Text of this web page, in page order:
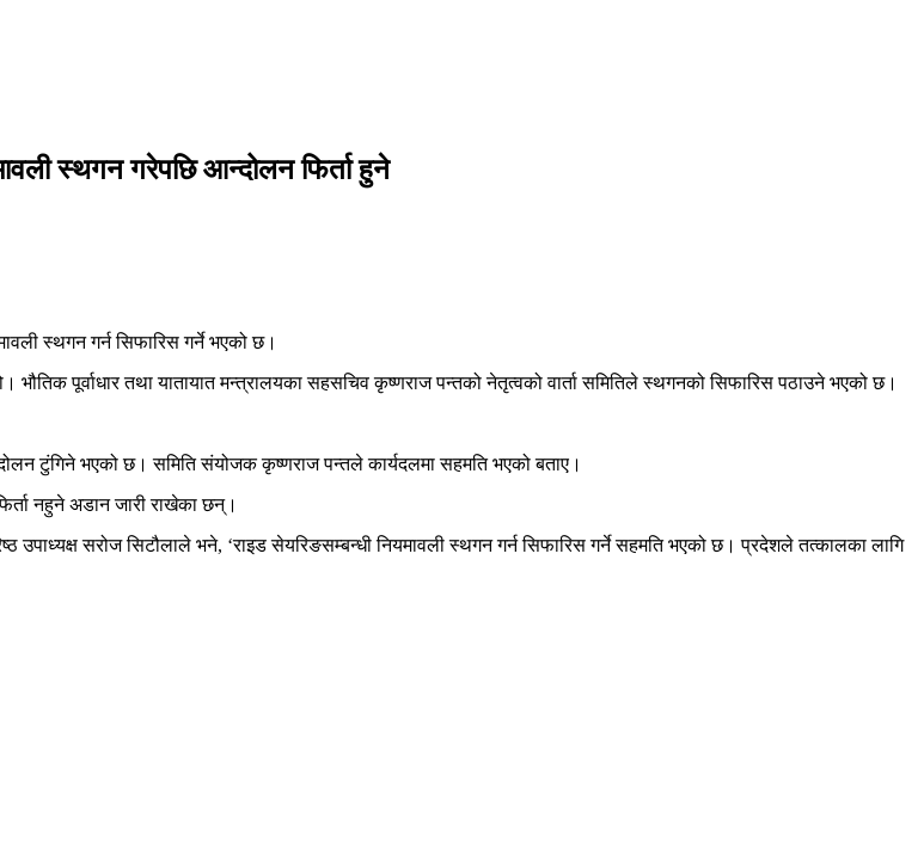
स्थगन गरेपछि आन्दोलन फिर्ता हुने
स्थगन गर्न सिफारिस गर्ने भएको छ।
पूर्वाधार तथा यातायात मन्त्रालयका सहसचिव कृष्णराज पन्तको नेतृत्वको वार्ता समितिले स्थगनको सिफारिस पठाउने भएको छ।
टुंगिने भएको छ। समिति संयोजक कृष्णराज पन्तले कार्यदलमा सहमति भएको बताए।
नहुने अडान जारी राखेका छन्।
उपाध्यक्ष सरोज सिटौलाले भने, ‘राइड सेयरिङसम्बन्धी नियमावली स्थगन गर्न सिफारिस गर्ने सहमति भएको छ। प्रदेशले तत्कालका लागि